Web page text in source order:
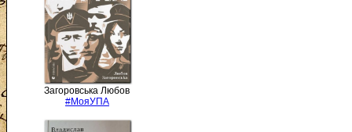
Загоровська Любов
#МояУПА